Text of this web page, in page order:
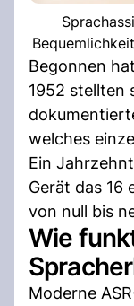
Begonnen
1952 stellten
welches
Ein
Gerät das 16
von null bis
Wie
Moderne